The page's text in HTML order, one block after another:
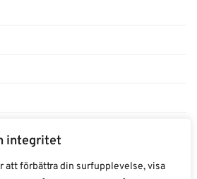
integritet
att förbättra din surfupplevelse, visa